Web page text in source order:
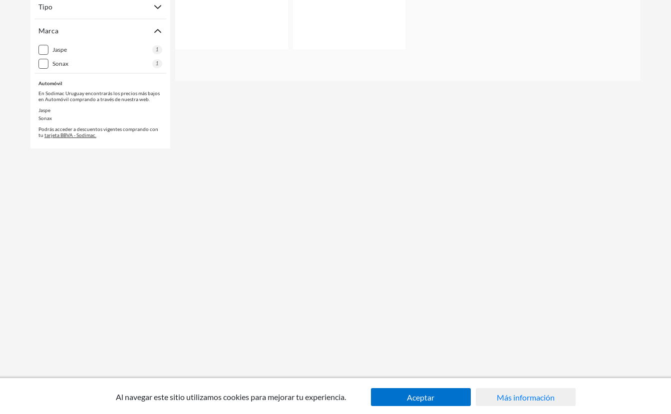
Tipo
Marca
jaspe
1
sonax
1
Automóvil
En Sodimac Uruguay encontrarás los precios más bajos
en Automóvil comprando a través de nuestra web.
Jaspe
Sonax
Podrás acceder a descuentos vigentes comprando con
tu tarjeta BBVA - Sodimac.
Al navegar este sitio utilizamos cookies para mejorar tu experiencia. Aceptar Más información